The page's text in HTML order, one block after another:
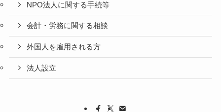
NPO法人に関する手続等
会計・労務に関する相談
外国人を雇用される方
法人設立